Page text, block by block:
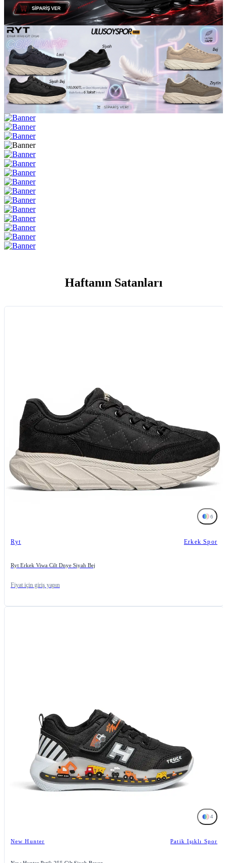
Haftanın Satanları
6
Ryt Erkek Spor
Ryt Erkek Viwa Cilt Dnye Siyah Bej
Fiyat için giriş yapın
4
New Hunter Patik Işıklı Spor